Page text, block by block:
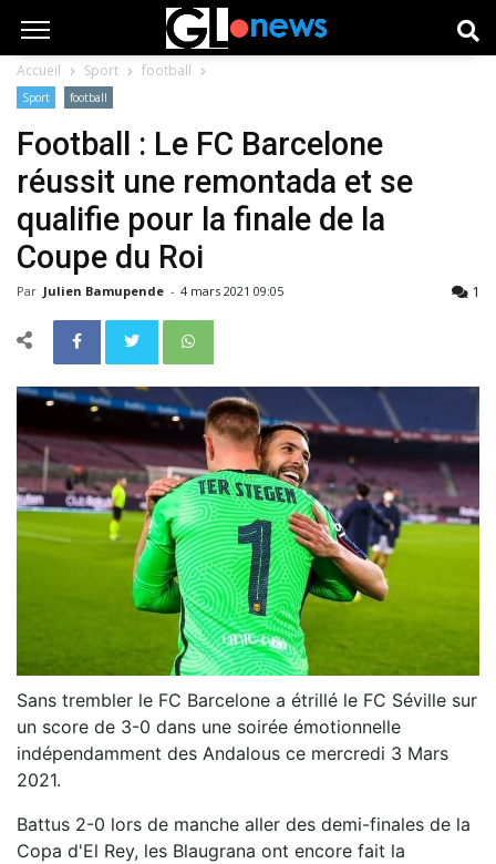
Accueil Sport football
Sport football
Football : Le FC Barcelone
réussit une remontada et se
qualifie pour la finale de la
Coupe du Roi
Par Julien Bamupende - 4 mars 2021 09:05 1
Sans trembler le FC Barcelone a étrillé le FC Séville sur
un score de 3-0 dans une soirée émotionnelle
indépendamment des Andalous ce mercredi 3 Mars
2021.
Battus 2-0 lors de manche aller des demi-finales de la
Copa d'El Rey, les Blaugrana ont encore fait la